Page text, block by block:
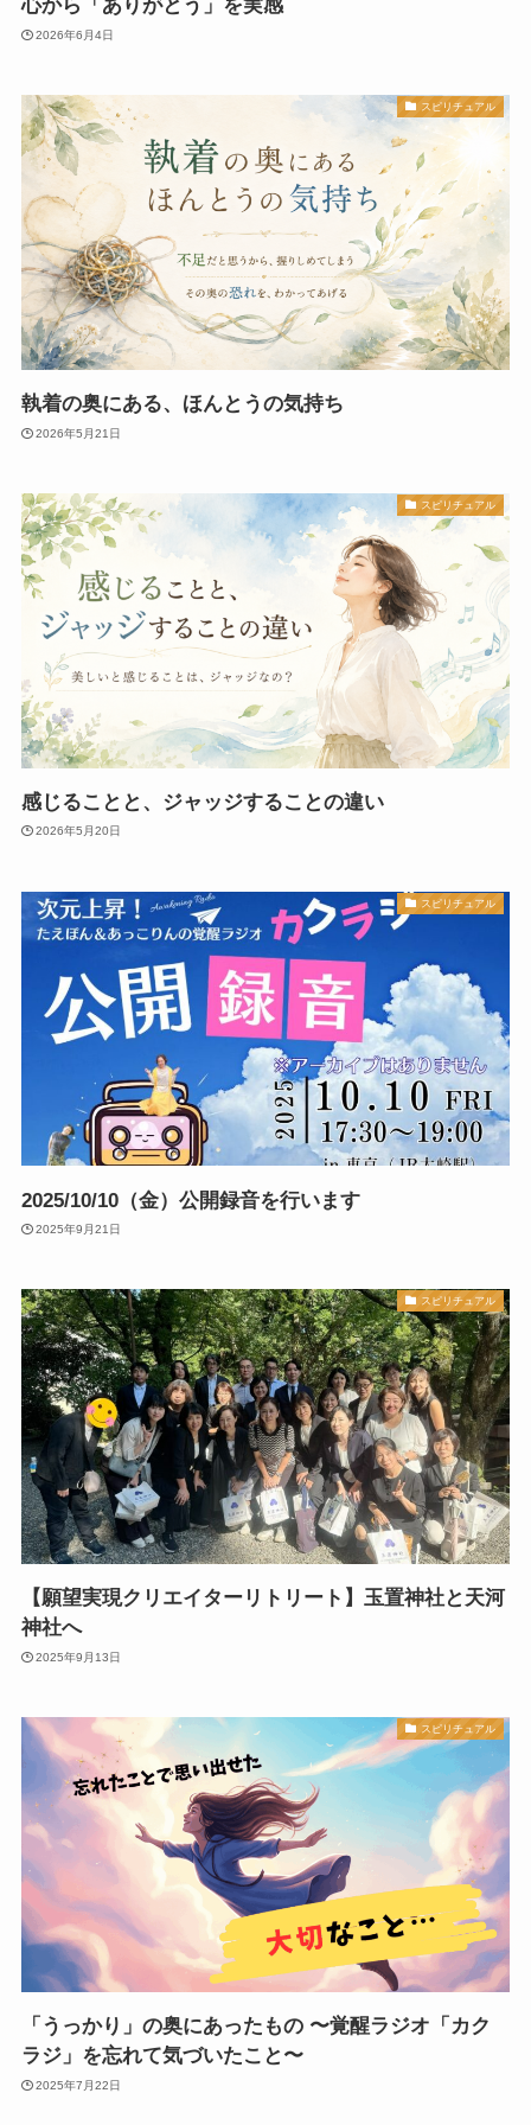
心から「ありがとう」を実感
2026年6月4日
スピリチュアル
執着の奥にある、ほんとうの気持ち
2026年5月21日
スピリチュアル
感じることと、ジャッジすることの違い
2026年5月20日
スピリチュアル
2025/10/10（金）公開録音を行います
2025年9月21日
スピリチュアル
【願望実現クリエイターリトリート】玉置神社と天河
神社へ
2025年9月13日
スピリチュアル
「うっかり」の奥にあったもの 〜覚醒ラジオ「カク
ラジ」を忘れて気づいたこと〜
2025年7月22日